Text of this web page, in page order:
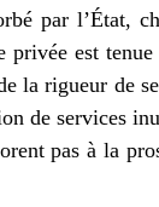
par l’État,
privée est
la rigueur de
de services
pas à la